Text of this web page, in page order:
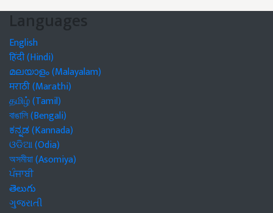
Languages
English
हिंदी (Hindi)
മലയാളം (Malayalam)
मराठी (Marathi)
தமிழ் (Tamil)
বাঙালি (Bengali)
ಕನ್ನಡ (Kannada)
ଓଡିଆ (Odia)
অসমীয়া (Asomiya)
ਪੰਜਾਬੀ
తెలుగు
ગુજરાતી